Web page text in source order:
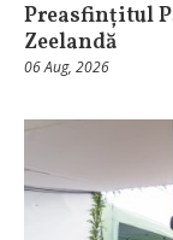
Preasfințitul
Zeelandă
06 Aug, 2026